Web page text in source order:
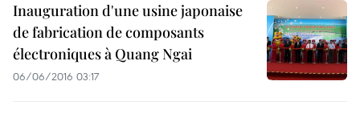
Inauguration d'une usine japonaise
de fabrication de composants
électroniques à Quang Ngai
06/06/2016 03:17